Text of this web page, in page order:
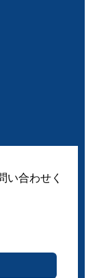
い合わせく